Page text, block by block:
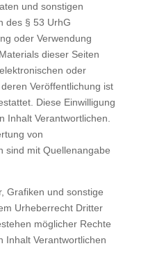
und sonstigen
des § 53 UrhG
oder Verwendung
dieser Seiten
oder
Veröffentlichung ist
Diese Einwilligung
Inhalt Verantwortlichen.
von
sind mit Quellenangabe
Grafiken und sonstige
Urheberrecht Dritter
möglicher Rechte
Inhalt Verantwortlichen